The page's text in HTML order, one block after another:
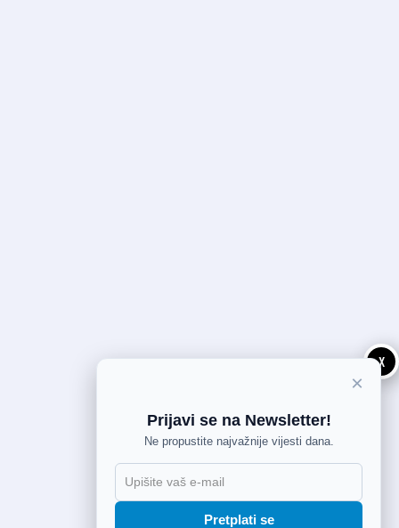
X
×
Prijavi se na Newsletter!
Ne propustite najvažnije vijesti dana.
Pretplati se